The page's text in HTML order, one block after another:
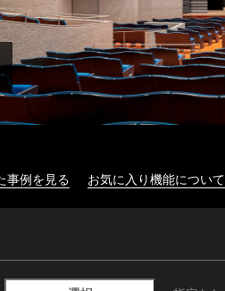
事例を見る お気に入り機能について